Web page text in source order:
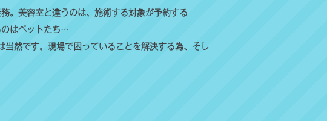
。美容室と違うのは、施術する対象が予約する
のはペットたち…
然です。現場で困っていることを解決する為、そし